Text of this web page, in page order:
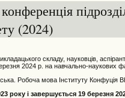
(2024)
складу, науковців,
2024 р. на навчально-наукових
Робоча мова Інституту Конфуція
року і завершується 19 березня